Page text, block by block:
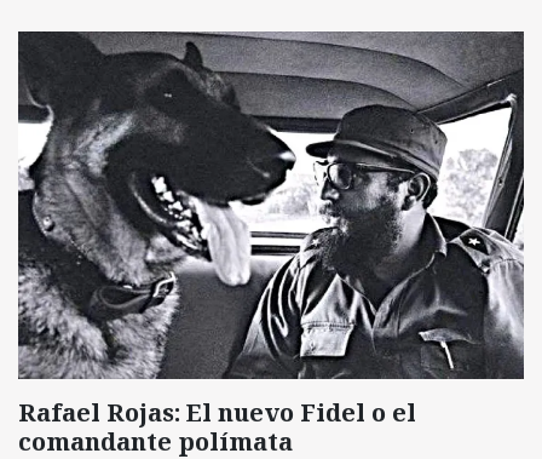
Rafael Rojas: El nuevo Fidel o el
comandante polímata